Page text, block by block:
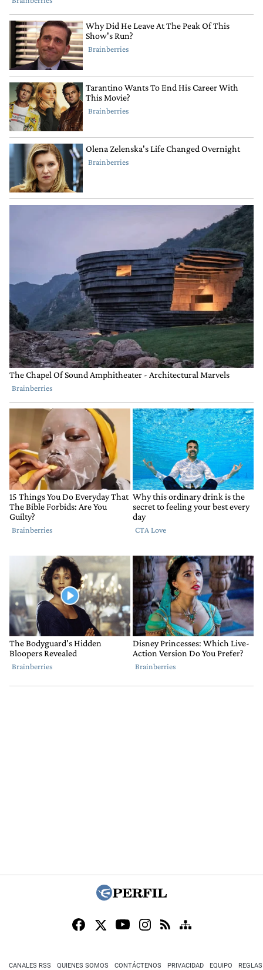
CANALES RSS QUIENES SOMOS CONTÁCTENOS PRIVACIDAD EQUIPO